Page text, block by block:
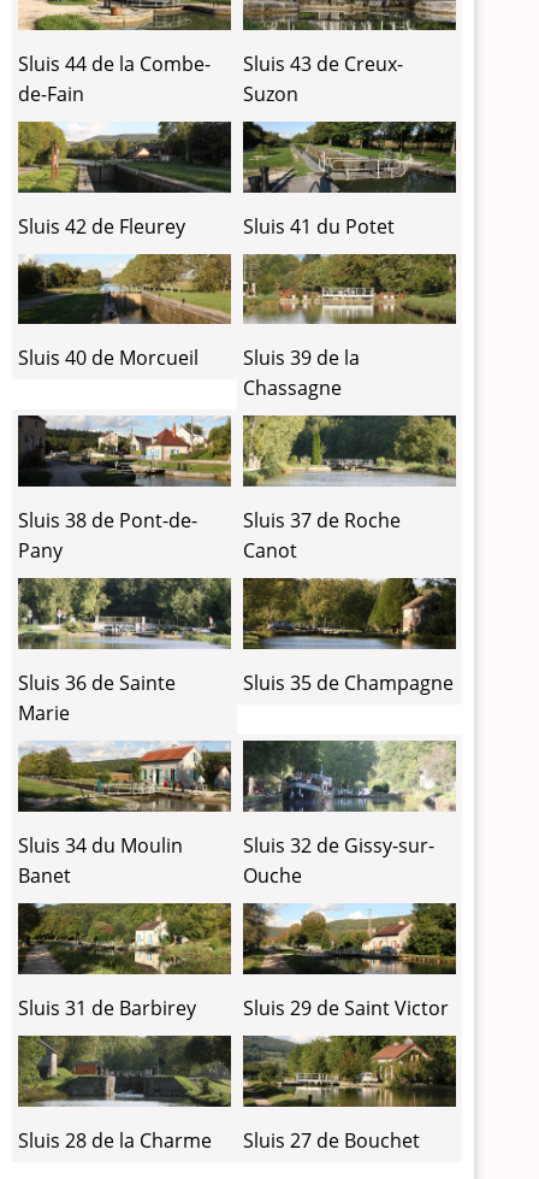
Sluis 44 de la Combe-
de-Fain
Sluis 43 de Creux-
Suzon
Sluis 42 de Fleurey Sluis 41 du Potet
Sluis 40 de Morcueil
Sluis 39 de la
Chassagne
Sluis 38 de Pont-de-
Pany
Sluis 37 de Roche
Canot
Sluis 36 de Sainte
Marie
Sluis 35 de Champagne
Sluis 34 du Moulin
Banet
Sluis 32 de Gissy-sur-
Ouche
Sluis 31 de Barbirey Sluis 29 de Saint Victor
Sluis 28 de la Charme Sluis 27 de Bouchet